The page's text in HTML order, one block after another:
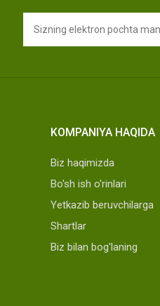
KOMPANIYA HAQIDA
Biz haqimizda
Bo'sh ish o'rinlari
Yetkazib beruvchilarga
Shartlar
Biz bilan bog'laning